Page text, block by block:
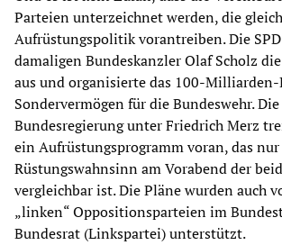
Parteien unterzeichnet werden, die
Aufrüstungspolitik vorantreiben. Die
damaligen Bundeskanzler Olaf Scholz
aus und organisierte das 100-
Sondervermögen für die Bundeswehr.
Bundesregierung unter Friedrich Merz
ein Aufrüstungsprogramm voran, das
Rüstungswahnsinn am Vorabend der
vergleichbar ist. Die Pläne wurden auch
„linken“ Oppositionsparteien im
Bundesrat (Linkspartei) unterstützt.